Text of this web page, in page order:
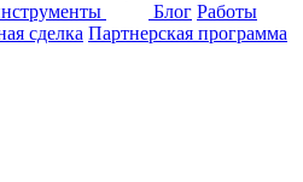
Блог Работы
сделка Партнерская программа